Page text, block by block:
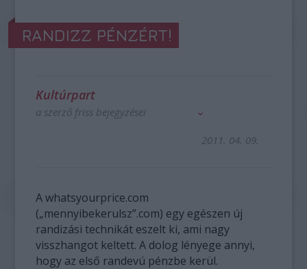
RANDIZZ PÉNZÉRT!
Kultúrpart
a szerző friss bejegyzései
2011. 04. 09.
A whatsyourprice.com
(„mennyibekerulsz”.com) egy egészen új
randizási technikát eszelt ki, ami nagy
visszhangot keltett. A dolog lényege annyi,
hogy az első randevú pénzbe kerül.